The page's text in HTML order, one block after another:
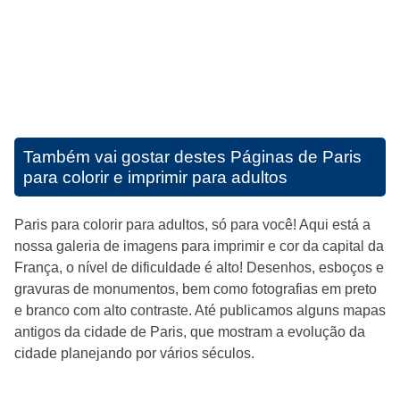
Também vai gostar destes Páginas de Paris
para colorir e imprimir para adultos
Paris para colorir para adultos, só para você! Aqui está a
nossa galeria de imagens para imprimir e cor da capital da
França, o nível de dificuldade é alto! Desenhos, esboços e
gravuras de monumentos, bem como fotografias em preto
e branco com alto contraste. Até publicamos alguns mapas
antigos da cidade de Paris, que mostram a evolução da
cidade planejando por vários séculos.